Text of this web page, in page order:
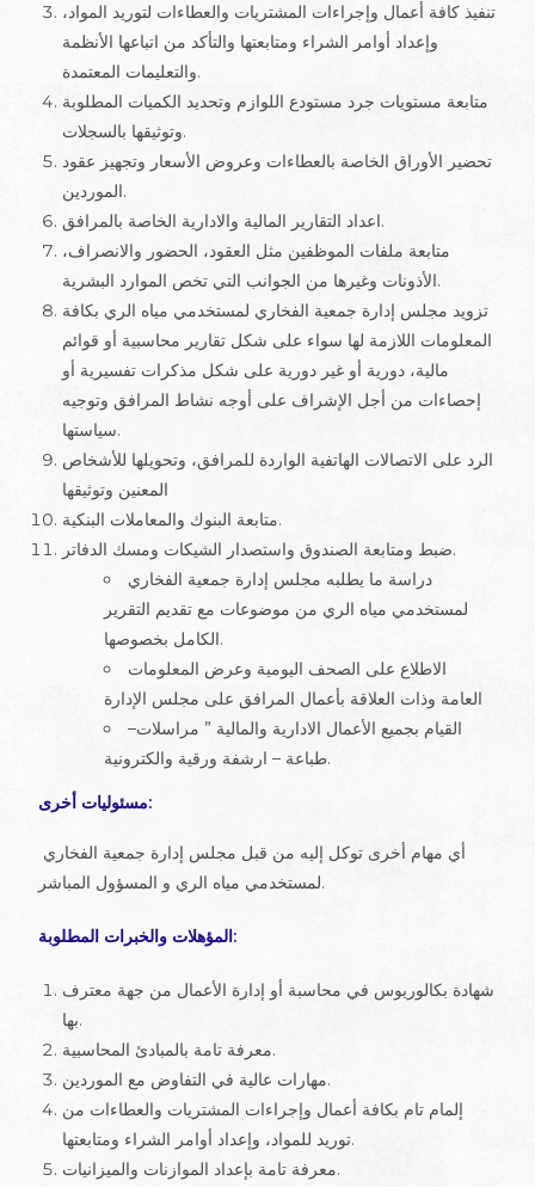
تنفيذ كافة أعمال وإجراءات المشتريات والعطاءات لتوريد المواد،
وإعداد أوامر الشراء ومتابعتها والتأكد من اتباعها الأنظمة
والتعليمات المعتمدة.
متابعة مستويات جرد مستودع اللوازم وتحديد الكميات المطلوبة
وتوثيقها بالسجلات.
تحضير الأوراق الخاصة بالعطاءات وعروض الأسعار وتجهيز عقود
الموردين.
اعداد التقارير المالية والادارية الخاصة بالمرافق.
متابعة ملفات الموظفين مثل العقود، الحضور والانصراف،
الأذونات وغيرها من الجوانب التي تخص الموارد البشرية.
تزويد مجلس إدارة جمعية الفخاري لمستخدمي مياه الري بكافة
المعلومات اللازمة لها سواء على شكل تقارير محاسبية أو قوائم
مالية، دورية أو غير دورية على شكل مذكرات تفسيرية أو
إحصاءات من أجل الإشراف على أوجه نشاط المرافق وتوجيه
سياستها.
الرد على الاتصالات الهاتفية الواردة للمرافق، وتحويلها للأشخاص
المعنين وتوثيقها
متابعة البنوك والمعاملات البنكية.
ضبط ومتابعة الصندوق واستصدار الشيكات ومسك الدفاتر.
دراسة ما يطلبه مجلس إدارة جمعية الفخاري
لمستخدمي مياه الري من موضوعات مع تقديم التقرير
الكامل بخصوصها.
الاطلاع على الصحف اليومية وعرض المعلومات
العامة وذات العلاقة بأعمال المرافق على مجلس الإدارة
القيام بجميع الأعمال الادارية والمالية ” مراسلات–
طباعة – ارشفة ورقية والكترونية.
مسئوليات أخرى:
لمستخدمي مياه الري و المسؤول المباشر.
المؤهلات والخبرات المطلوبة:
شهادة بكالوريوس في محاسبة أو إدارة الأعمال من جهة معترف
بها.
معرفة تامة بالمبادئ المحاسبية.
مهارات عالية في التفاوض مع الموردين.
إلمام تام بكافة أعمال وإجراءات المشتريات والعطاءات من
توريد للمواد، وإعداد أوامر الشراء ومتابعتها.
معرفة تامة بإعداد الموازنات والميزانيات.